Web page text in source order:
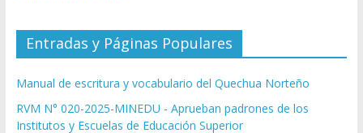
Entradas y Páginas Populares
Manual de escritura y vocabulario del Quechua Norteño
RVM N° 020-2025-MINEDU - Aprueban padrones de los
Institutos y Escuelas de Educación Superior